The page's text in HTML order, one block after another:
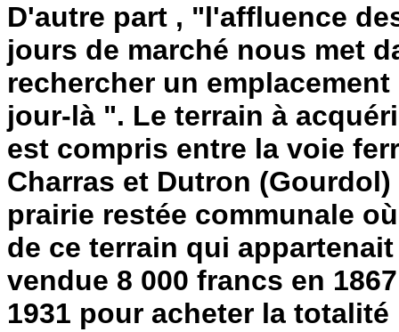
D'autre part , "l'affluence
jours de marché nous met
rechercher un
jour-là ". Le terrain à
est compris entre la voie
Charras et Dutron
prairie restée communale
de ce terrain qui
vendue 8 000 francs en
1931 pour acheter la totalité